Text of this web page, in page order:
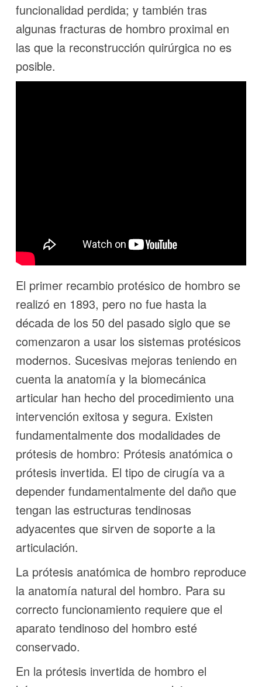
funcionalidad perdida; y también tras
algunas fracturas de hombro proximal en
las que la reconstrucción quirúrgica no es
posible.
El primer recambio protésico de hombro se
realizó en 1893, pero no fue hasta la
década de los 50 del pasado siglo que se
comenzaron a usar los sistemas protésicos
modernos. Sucesivas mejoras teniendo en
cuenta la anatomía y la biomecánica
articular han hecho del procedimiento una
intervención exitosa y segura. Existen
fundamentalmente dos modalidades de
prótesis de hombro: Prótesis anatómica o
prótesis invertida. El tipo de cirugía va a
depender fundamentalmente del daño que
tengan las estructuras tendinosas
adyacentes que sirven de soporte a la
articulación.
La prótesis anatómica de hombro reproduce
la anatomía natural del hombro. Para su
correcto funcionamiento requiere que el
aparato tendinoso del hombro esté
conservado.
En la prótesis invertida de hombro el